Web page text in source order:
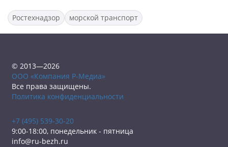
Ростехнадзор морской транспорт
© 2013—2026
ООО «Компания Р-Медиа»
Все права защищены.
Политика конфиденциальности
+7 (495) 539-30-20
9:00-18:00, понедельник - пятница
info@ru-bezh.ru